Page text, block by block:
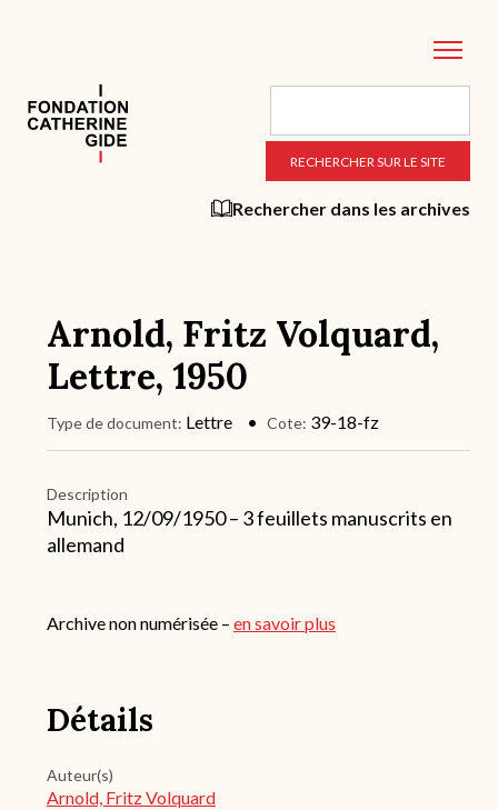
principal
Rechercher dans les archives
Arnold, Fritz Volquard,
Lettre, 1950
Type de document Lettre Cote 39-18-fz
Description
Munich, 12/09/1950 – 3 feuillets manuscrits en
allemand
Archive non numérisée – en savoir plus
Détails
Auteur(s)
Arnold, Fritz Volquard